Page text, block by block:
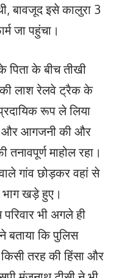
बावजूद इसे कालुरा 3
जा पहुंचा।
के बीच तीखी
की लाश रेलवे ट्रैक के
रूप ले लिया
और आगजनी की और
माहोल रहा।
गांव छोड़कर वहां से
भाग खड़े हुए।
भी अगले ही
बताया कि पुलिस
तरह की हिंसा और